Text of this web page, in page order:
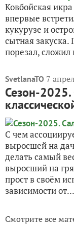
Ковбойская
впервые
кукурузе и
сытная закуска.
порезал, сложил
SvetlanaTO 7
Сезон-2025.
С чем
выросшей на
делать самый
выросший на
прост в своём
зависимости от...
Смотрите все